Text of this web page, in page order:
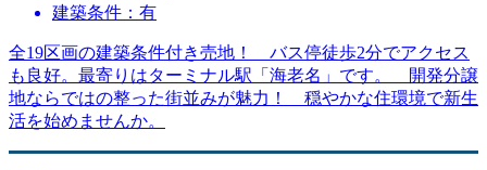
建築条件：有
全19区画の建築条件付き売地！ バス停徒歩2分でアクセス
も良好。最寄りはターミナル駅「海老名」です。 開発分譲
地ならではの整った街並みが魅力！ 穏やかな住環境で新生
活を始めませんか。